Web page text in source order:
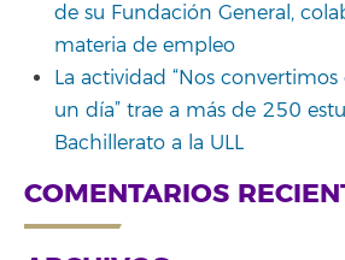
de su Fundación General,
materia de empleo
La actividad “Nos
un día” trae a más de 250
Bachillerato a la ULL
COMENTARIOS